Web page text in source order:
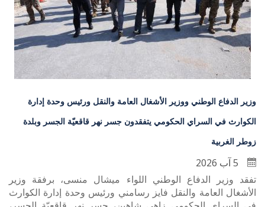
وزير الدفاع الوطني ووزير الأشغال العامة والنقل ورئيس وحدة إدارة
الكوارث في السراي الحكومي يتفقدون جسر نهر قاقعيّة الجسر وبلدة
زوطر الغربية
تفقد وزير الدفاع الوطني اللواء ميشال منسى، برفقة وزير
الأشغال العامة والنقل فايز رسامني ورئيس وحدة إدارة الكوارث